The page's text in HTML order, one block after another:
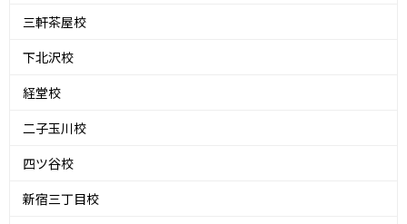
三軒茶屋校
下北沢校
経堂校
二子玉川校
四ツ谷校
新宿三丁目校